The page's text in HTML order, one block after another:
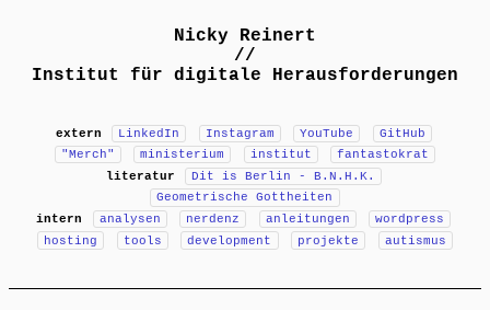
Nicky Reinert
//
Institut für digitale Herausforderungen
extern LinkedIn Instagram YouTube
GitHub
"Merch"
ministerium institut
fantastokrat
literatur
Dit is Berlin - B.N.H.K.
Geometrische Gottheiten
intern
analysen nerdenz anleitungen
wordpress
hosting
tools development projekte autismus